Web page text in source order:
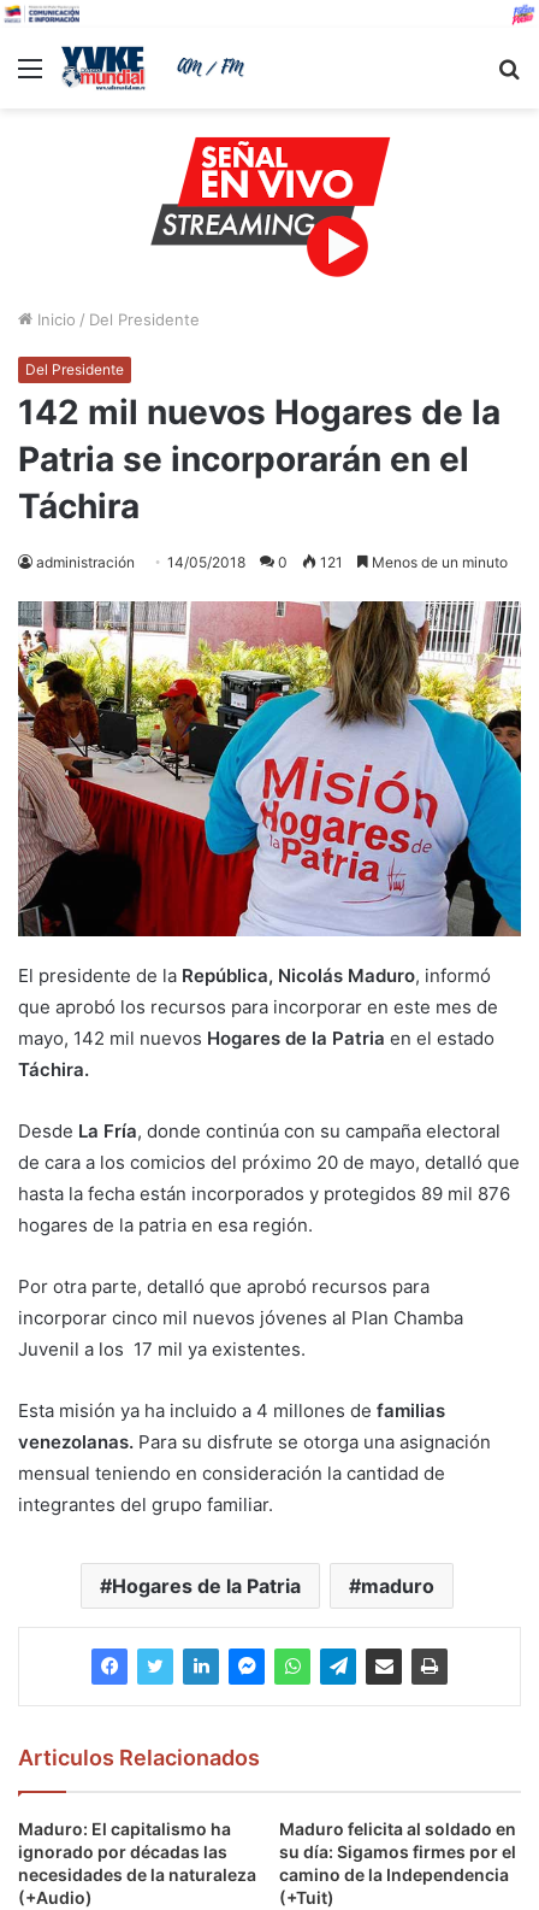
Menu
Inicio / Del Presidente
Del Presidente
142 mil nuevos Hogares de la
Patria se incorporarán en el
Táchira
administración 14/05/2018 0 121 Menos de un minuto
El presidente de la República, Nicolás Maduro, informó
que aprobó los recursos para incorporar en este mes de
mayo, 142 mil nuevos Hogares de la Patria en el estado
Táchira.
Desde La Fría, donde continúa con su campaña electoral
de cara a los comicios del próximo 20 de mayo, detalló que
hasta la fecha están incorporados y protegidos 89 mil 876
hogares de la patria en esa región.
Por otra parte, detalló que aprobó recursos para
incorporar cinco mil nuevos jóvenes al Plan Chamba
Juvenil a los 17 mil ya existentes.
Esta misión ya ha incluido a 4 millones de familias
venezolanas. Para su disfrute se otorga una asignación
mensual teniendo en consideración la cantidad de
integrantes del grupo familiar.
Hogares de la Patria maduro
Articulos Relacionados
Maduro: El capitalismo ha
ignorado por décadas las
necesidades de la naturaleza
(+Audio)
Maduro felicita al soldado en
su día: Sigamos firmes por el
camino de la Independencia
(+Tuit)